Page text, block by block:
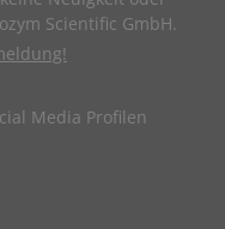
Scientific GmbH.
Media Profilen